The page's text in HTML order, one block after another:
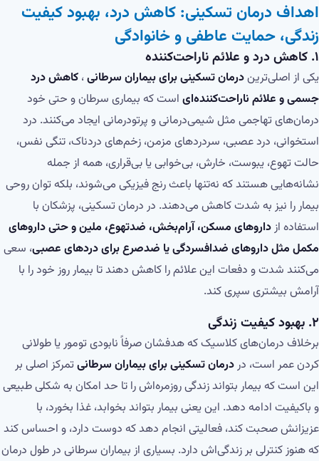
اهداف درمان تسکینی: کاهش درد، بهبود کیفیت
زندگی، حمایت عاطفی و خانوادگی
۱. کاهش درد و علائم ناراحت‌کننده
یکی از اصلی‌تریندرمان تسکینی برای بیماران سرطانی ، کاهش درد
جسمی و علائم ناراحت‌کننده‌ای است که بیماری سرطان و حتی خود
درمان‌های تهاجمی مثل شیمی‌درمانی و پرتودرمانی ایجاد می‌کنند. درد
استخوانی، درد عصبی، سردردهای مزمن، زخم‌های دردناک، تنگی نفس،
حالت تهوع، یبوست، خارش، بی‌خوابی یا بی‌قراری، همه از جمله
نشانه‌هایی هستند که نه‌تنها باعث رنج فیزیکی می‌شوند، بلکه توان روحی
بیمار را نیز به شدت کاهش می‌دهند. در درمان تسکینی، پزشکان با
استفاده ازداروهای مسکن، آرام‌بخش، ضدتهوع، ملین و حتی داروهای
مکمل مثل داروهای ضدافسردگی یا ضدصرع برای دردهای عصبی، سعی
می‌کنند شدت و دفعات این علائم را کاهش دهند تا بیمار روز خود را با
آرامش بیشتری سپری کند.
۲. بهبود کیفیت زندگی
برخلاف درمان‌های کلاسیک که هدفشان صرفاً نابودی تومور یا طولانی
کردن عمر است، دردرمان تسکینی برای بیماران سرطانی تمرکز اصلی بر
این است که بیمار بتواند زندگی روزمره‌اش را تا حد امکان به شکلی طبیعی
و باکیفیت ادامه دهد. این یعنی بیمار بتواند بخوابد، غذا بخورد، با
عزیزانش صحبت کند، فعالیتی انجام دهد که دوست دارد، و احساس کند
که هنوز کنترلی بر زندگی‌اش دارد. بسیاری از بیماران سرطانی در طول درمان